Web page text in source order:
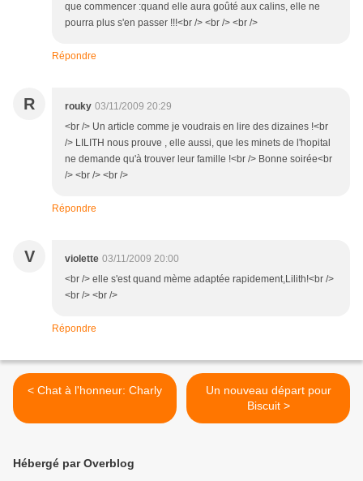
que commencer :quand elle aura goûté aux calins, elle ne
pourra plus s'en passer !!!<br /> <br /> <br />
Répondre
R rouky 03/11/2009 20:29
<br /> Un article comme je voudrais en lire des dizaines !<br
/> LILITH nous prouve , elle aussi, que les minets de l'hopital
ne demande qu'à trouver leur famille !<br /> Bonne soirée<br
/> <br /> <br />
Répondre
V violette 03/11/2009 20:00
<br /> elle s'est quand mème adaptée rapidement,Lilith!<br />
<br /> <br />
Répondre
< Chat à l'honneur: Charly
Un nouveau départ pour
Biscuit >
Hébergé par Overblog